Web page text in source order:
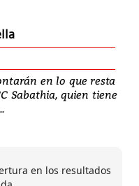
en lo que resta
Sabathia, quien tiene
en los resultados